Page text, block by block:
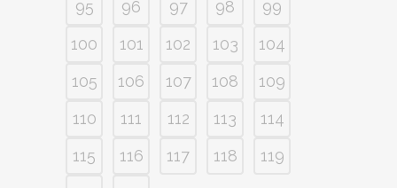
95
96 97 98
99
100
101 102 103
104
105
106 107 108
109
110
111 112 113
114
115
116 117 118
119